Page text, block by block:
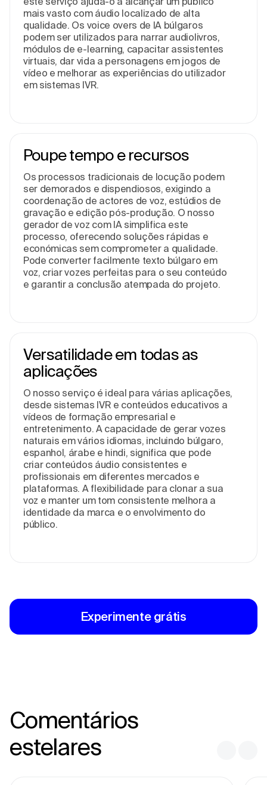
mais vasto com áudio localizado de alta
qualidade. Os voice overs de IA búlgaros
podem ser utilizados para narrar audiolivros,
módulos de e-learning, capacitar assistentes
virtuais, dar vida a personagens em jogos de
vídeo e melhorar as experiências do utilizador
em sistemas IVR.
Poupe tempo e recursos
Os processos tradicionais de locução podem
ser demorados e dispendiosos, exigindo a
coordenação de actores de voz, estúdios de
gravação e edição pós-produção. O nosso
gerador de voz com IA simplifica este
processo, oferecendo soluções rápidas e
económicas sem comprometer a qualidade.
Pode converter facilmente texto búlgaro em
voz, criar vozes perfeitas para o seu conteúdo
e garantir a conclusão atempada do projeto.
Versatilidade em todas as
aplicações
O nosso serviço é ideal para várias aplicações,
desde sistemas IVR e conteúdos educativos a
vídeos de formação empresarial e
entretenimento. A capacidade de gerar vozes
naturais em vários idiomas, incluindo búlgaro,
espanhol, árabe e hindi, significa que pode
criar conteúdos áudio consistentes e
profissionais em diferentes mercados e
plataformas. A flexibilidade para clonar a sua
voz e manter um tom consistente melhora a
identidade da marca e o envolvimento do
público.
Experimente grátis
Comentários
estelares